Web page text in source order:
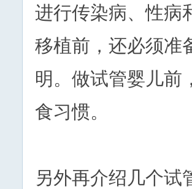
进行传染病、性病
移植前，还必须准
明。做试管婴儿前
食习惯。
另外再介绍几个试